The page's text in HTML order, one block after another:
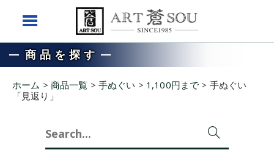
商品を探す
ホーム > 商品一覧 > 手ぬぐい > 1,100円まで > 手ぬぐい
「見返り」
Search